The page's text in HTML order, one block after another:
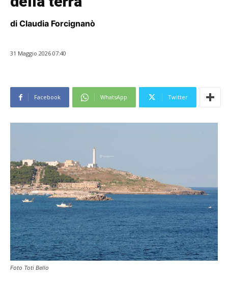
di Claudia Forcignanò
31 Maggio 2026 07:40
Facebook WhatsApp Twitter
Foto Toti Bello